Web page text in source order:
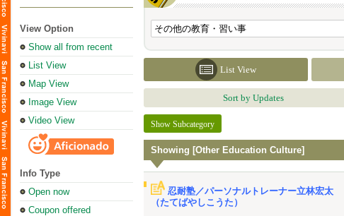
View Option
Show all from recent
List View
Map View
Image View
Video View
Info Type
Open now
Coupon offered
List View
Sort by Updates
Show Subcategory
Showing [Other Education Culture]
忍耐塾／パーソナルトレーナー立林宏太
（たてばやしこうた）